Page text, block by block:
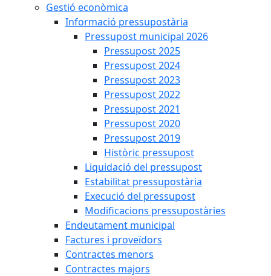
Gestió econòmica
Informació pressupostària
Pressupost municipal 2026
Pressupost 2025
Pressupost 2024
Pressupost 2023
Pressupost 2022
Pressupost 2021
Pressupost 2020
Pressupost 2019
Històric pressupost
Liquidació del pressupost
Estabilitat pressupostària
Execució del pressupost
Modificacions pressupostàries
Endeutament municipal
Factures i proveïdors
Contractes menors
Contractes majors